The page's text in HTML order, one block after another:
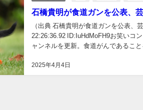
石橋貴明が食道ガンを公表、
2025年4月4日
（出典 石橋貴明が食道ガンを公表
22:26:36.92 ID:IuHdMoFH9お笑いコ
ャンネルを更新。食道がんであるこ